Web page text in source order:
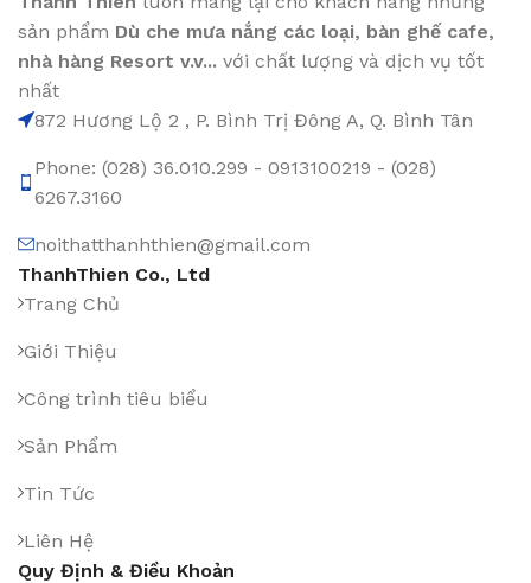
sản phẩm Dù che mưa nắng các loại, bàn ghế cafe,
nhà hàng Resort v.v... với chất lượng và dịch vụ tốt
nhất
872 Hương Lộ 2 , P. Bình Trị Đông A, Q. Bình Tân
Phone: (028) 36.010.299 - 0913100219 - (028)
6267.3160
noithatthanhthien@gmail.com
ThanhThien Co., Ltd
Trang Chủ
Giới Thiệu
Công trình tiêu biểu
Sản Phẩm
Tin Tức
Liên Hệ
Quy Định & Điều Khoản